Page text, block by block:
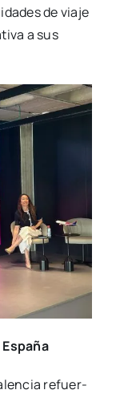
de via­je
a sus
refuer­